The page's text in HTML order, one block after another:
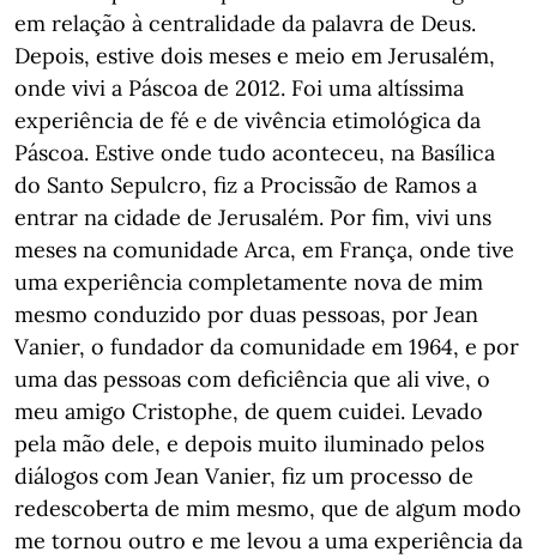
em relação à centralidade da palavra de Deus.
Depois, estive dois meses e meio em Jerusalém,
onde vivi a Páscoa de 2012. Foi uma altíssima
experiência de fé e de vivência etimológica da
Páscoa. Estive onde tudo aconteceu, na Basílica
do Santo Sepulcro, fiz a Procissão de Ramos a
entrar na cidade de Jerusalém. Por fim, vivi uns
meses na comunidade Arca, em França, onde tive
uma experiência completamente nova de mim
mesmo conduzido por duas pessoas, por Jean
Vanier, o fundador da comunidade em 1964, e por
uma das pessoas com deficiência que ali vive, o
meu amigo Cristophe, de quem cuidei. Levado
pela mão dele, e depois muito iluminado pelos
diálogos com Jean Vanier, fiz um processo de
redescoberta de mim mesmo, que de algum modo
me tornou outro e me levou a uma experiência da